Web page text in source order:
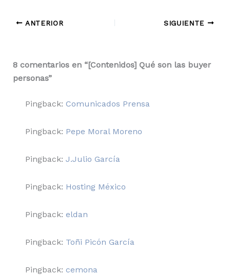
ANTERIOR SIGUIENTE
8 comentarios en “[Contenidos] Qué son las buyer
personas”
Pingback: Comunicados Prensa
Pingback: Pepe Moral Moreno
Pingback: J.Julio García
Pingback: Hosting México
Pingback: eldan
Pingback: Toñi Picón García
Pingback: cemona